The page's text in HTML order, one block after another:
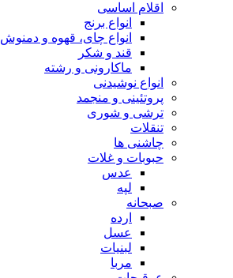
اقلام اساسی
انواع برنج
انواع چای، قهوه و دمنوش
قند و شکر
ماکارونی و رشته
انواع نوشیدنی
پروتئینی و منجمد
ترشی و شوری
تنقلات
چاشنی ها
حبوبات و غلات
عدس
لپه
صبحانه
ارده
عسل
لبنیات
مربا